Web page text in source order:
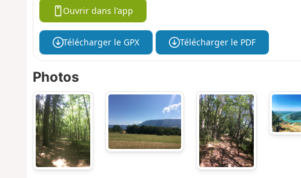
Ouvrir dans l'app
Télécharger le GPX Télécharger le PDF
Photos